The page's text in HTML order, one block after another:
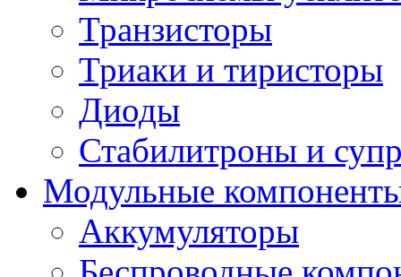
Транзисторы
Триаки и тиристоры
Диоды
Стабилитроны и
Модульные
Аккумуляторы